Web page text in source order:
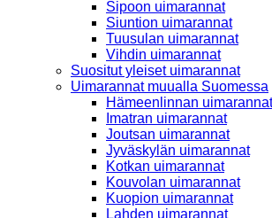
Sipoon uimarannat
Siuntion uimarannat
Tuusulan uimarannat
Vihdin uimarannat
Suositut yleiset uimarannat
Uimarannat muualla Suomessa
Hämeenlinnan uimarannat
Imatran uimarannat
Joutsan uimarannat
Jyväskylän uimarannat
Kotkan uimarannat
Kouvolan uimarannat
Kuopion uimarannat
Lahden uimarannat